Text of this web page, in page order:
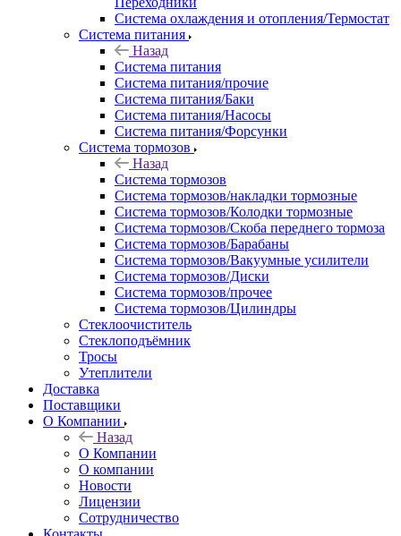
Система охлаждения и отопления/Термостат
Система питания
Назад
Система питания
Система питания/прочие
Система питания/Баки
Система питания/Насосы
Система питания/Форсунки
Система тормозов
Назад
Система тормозов
Система тормозов/накладки тормозные
Система тормозов/Колодки тормозные
Система тормозов/Скоба переднего тормоза
Система тормозов/Барабаны
Система тормозов/Вакуумные усилители
Система тормозов/Диски
Система тормозов/прочее
Система тормозов/Цилиндры
Стеклоочиститель
Стеклоподъёмник
Тросы
Утеплители
Доставка
Поставщики
О Компании
Назад
О Компании
О компании
Новости
Лицензии
Сотрудничество